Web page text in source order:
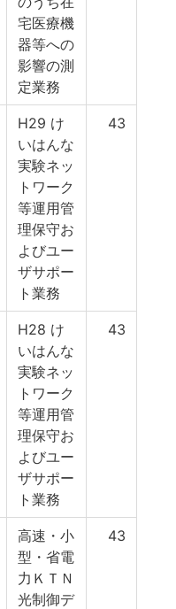
宅医療機
器等への
影響の測
定業務
H29 け
いはんな
実験ネッ
トワーク
等運用管
理保守お
よびユー
ザサポー
ト業務
43
H28 け
いはんな
実験ネッ
トワーク
等運用管
理保守お
よびユー
ザサポー
ト業務
43
高速・小
型・省電
力ＫＴＮ
光制御デ
43